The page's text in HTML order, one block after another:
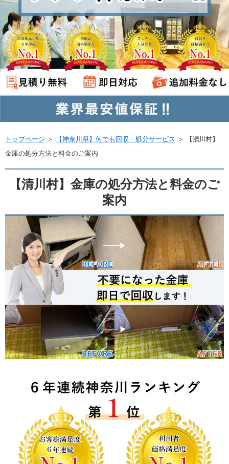
トップページ ＞ 【神奈川県】何でも回収・処分サービス ＞
【清川村】
金庫の処分方法と料金のご案内
【清川村】金庫の処分方法と料金のご
案内